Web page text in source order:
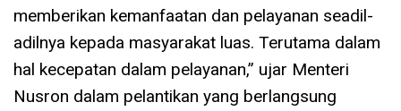
memberikan kemanfaatan dan pelayanan seadil-
adilnya kepada masyarakat luas. Terutama dalam
hal kecepatan dalam pelayanan,” ujar Menteri
Nusron dalam pelantikan yang berlangsung